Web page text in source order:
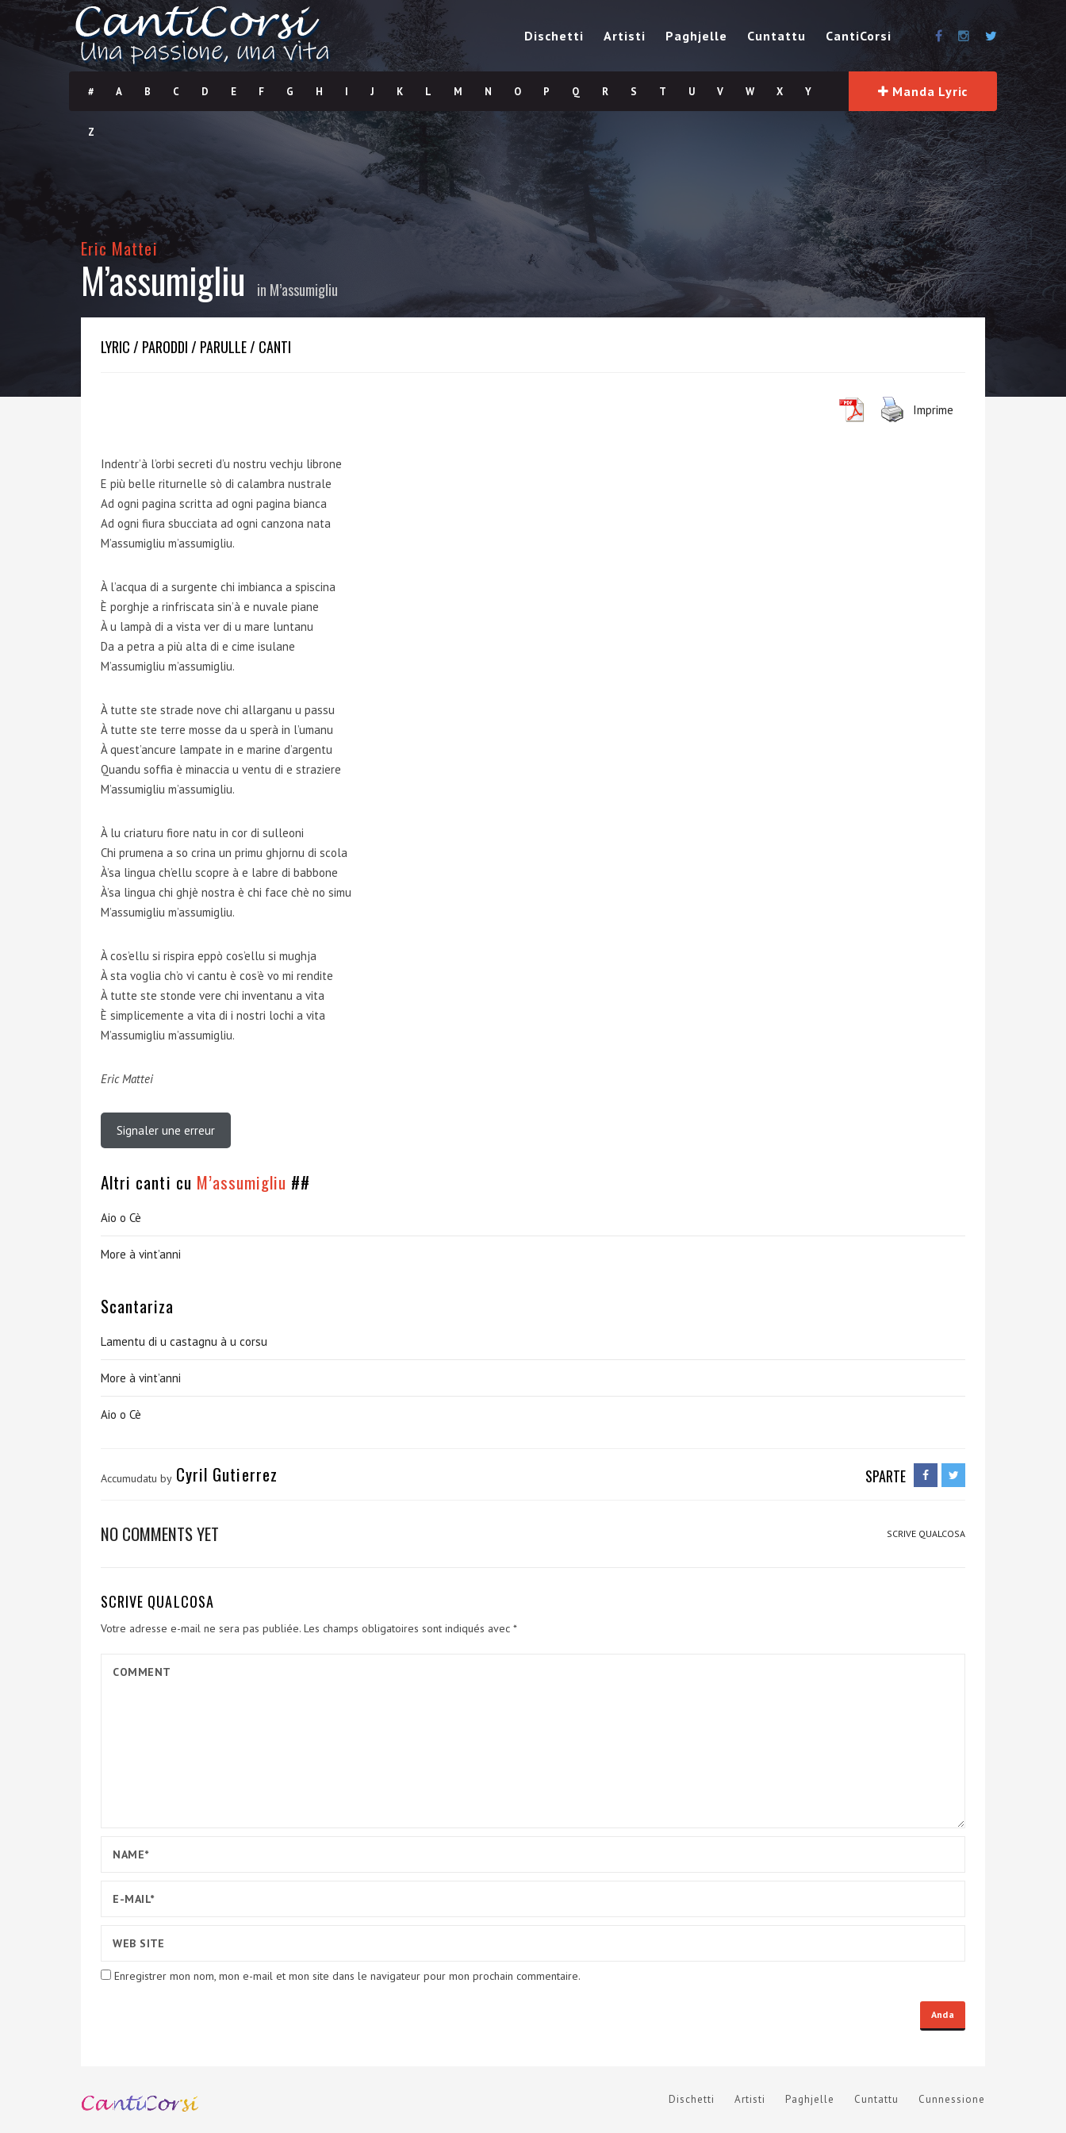
Dischetti Artisti Paghjelle Cuntattu CantiCorsi
# A B C D E F G H I J K L M N O P Q R S T U V W X Y
Z
Manda Lyric
Eric Mattei
M’assumigliu in M’assumigliu
LYRIC / PARODDI / PARULLE / CANTI
Imprime
Indentr’à l’orbi secreti d’u nostru vechju librone
E più belle riturnelle sò di calambra nustrale
Ad ogni pagina scritta ad ogni pagina bianca
Ad ogni fiura sbucciata ad ogni canzona nata
M’assumigliu m’assumigliu.
À l’acqua di a surgente chi imbianca a spiscina
È porghje a rinfriscata sin’à e nuvale piane
À u lampà di a vista ver di u mare luntanu
Da a petra a più alta di e cime isulane
M’assumigliu m’assumigliu.
À tutte ste strade nove chi allarganu u passu
À tutte ste terre mosse da u sperà in l’umanu
À quest’ancure lampate in e marine d’argentu
Quandu soffia è minaccia u ventu di e straziere
M’assumigliu m’assumigliu.
À lu criaturu fiore natu in cor di sulleoni
Chi prumena a so crina un primu ghjornu di scola
À’sa lingua ch’ellu scopre à e labre di babbone
À’sa lingua chi ghjè nostra è chi face chè no simu
M’assumigliu m’assumigliu.
À cos’ellu si rispira eppò cos’ellu si mughja
À sta voglia ch’o vi cantu è cos’è vo mi rendite
À tutte ste stonde vere chi inventanu a vita
È simplicemente a vita di i nostri lochi a vita
M’assumigliu m’assumigliu.
Eric Mattei
Signaler une erreur
Altri canti cu M’assumigliu ##
Aio o Cè
More à vint’anni
Scantariza
Lamentu di u castagnu à u corsu
More à vint’anni
Aio o Cè
Accumudatu by Cyril Gutierrez SPARTE
NO COMMENTS YET SCRIVE QUALCOSA
SCRIVE QUALCOSA
Votre adresse e-mail ne sera pas publiée. Les champs obligatoires sont indiqués avec *
Enregistrer mon nom, mon e-mail et mon site dans le navigateur pour mon prochain commentaire.
Dischetti Artisti Paghjelle Cuntattu Cunnessione